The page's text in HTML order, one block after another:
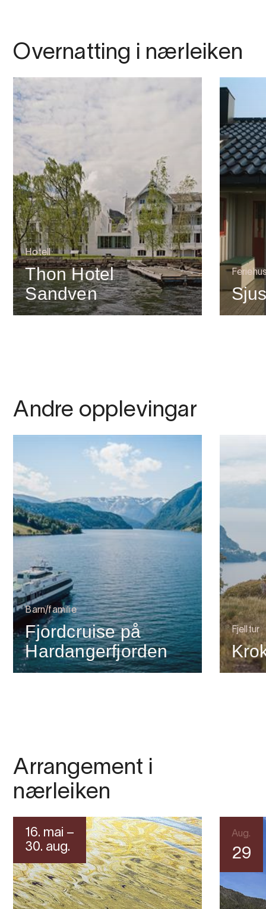
Overnatting i nærleiken
Hotell
Thon Hotel
Sandven
Andre opplevingar
Barn/familie
Fjordcruise på
Hardangerfjorden
Fjelltur
Arrangement i
nærleiken
16. mai –
30. aug.
Aug.
29